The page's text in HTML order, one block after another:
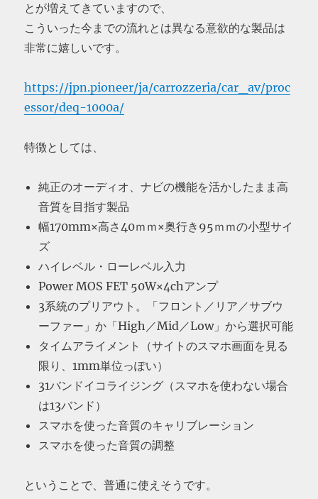
とが増えてきていますので、
こういった今までの流れとは異なる意欲的な製品は
非常に嬉しいです。
https://jpn.pioneer/ja/carrozzeria/car_av/proc
essor/deq-1000a/
特徴としては、
純正のオーディオ、ナビの機能を活かしたまま高
音質を目指す製品
幅170mm×高さ40ｍｍ×奥行き95ｍｍの小型サイ
ズ
ハイレベル・ローレベル入力
Power MOS FET 50W×4chアンプ
3系統のプリアウト。「フロント／リア／サブウ
ーファー」か「High／Mid／Low」から選択可能
タイムアライメント（サイトのスマホ画面を見る
限り、1mm単位っぽい）
31バンドイコライジング（スマホを使わない場合
は13バンド）
スマホを使った音質のキャリブレーション
スマホを使った音質の調整
ということで、普通に使えそうです。